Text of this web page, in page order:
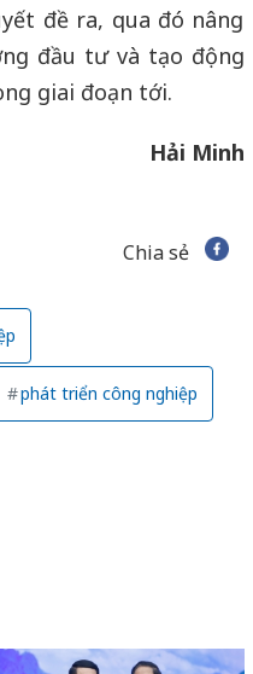
đề ra, qua đó nâng
đầu tư và tạo động
giai đoạn tới.
Hải Minh
Chia sẻ
phát triển công nghiệp